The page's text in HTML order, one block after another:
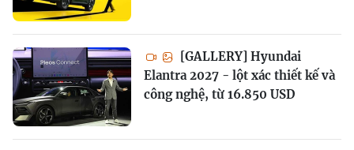
[GALLERY] Hyundai
Elantra 2027 - lột xác thiết kế và
công nghệ, từ 16.850 USD